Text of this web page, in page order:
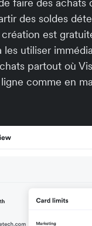
des soldes
est
les utiliser
partout où
comme en